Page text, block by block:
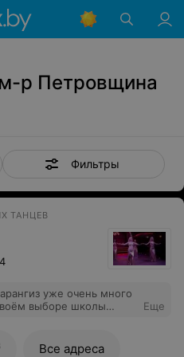
р Петровщина
Фильтры
ТАНЦЕВ
уже очень много
уютные залы,
между учениками
Еще
Все адреса